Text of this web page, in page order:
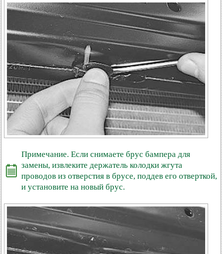
Примечание. Если снимаете брус бампера для
замены, извлеките держатель колодки жгута
проводов из отверстия в брусе, поддев его отверткой,
и установите на новый брус.